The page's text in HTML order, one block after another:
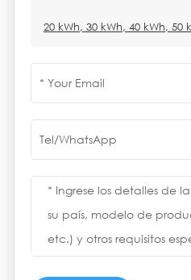
20 kWh, 30 kWh, 40 kWh, 50